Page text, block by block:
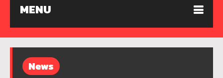
MENU
News